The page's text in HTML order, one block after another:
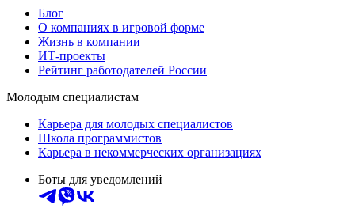
Блог
О компаниях в игровой форме
Жизнь в компании
ИТ-проекты
Рейтинг работодателей России
Молодым специалистам
Карьера для молодых специалистов
Школа программистов
Карьера в некоммерческих организациях
Боты для уведомлений